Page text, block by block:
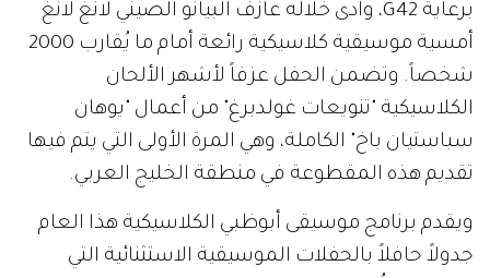
برعاية G42، وأدى خلاله عازف البيانو الصيني لانغ لانغ
أمسية موسيقية كلاسيكية رائعة أمام ما يُقارب 2000
شخصاً. وتضمن الحفل عزفاً لأشهر الألحان
الكلاسيكية "تنويعات غولدبرغ" من أعمال "يوهان
سباستيان باخ" الكاملة، وهي المرة الأولى التي يتم فيها
تقديم هذه المقطوعة في منطقة الخليج العربي.
ويقدم برنامج موسيقى أبوظبي الكلاسيكية هذا العام
جدولاً حافلاً بالحفلات الموسيقية الاستثنائية التي